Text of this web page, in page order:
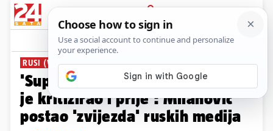
PRIJAVA
News Komentari
RUSI (VEĆINOM) ZADOVOLJNI ZOKIJEM
'Suprotstavio se EU', 'Ukrajinu
je kritizirao i prije': Milanović
postao 'zvijezda' ruskih medija